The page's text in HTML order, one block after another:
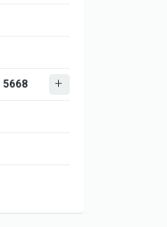
5668